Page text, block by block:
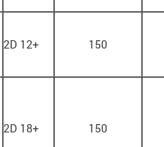
2D 12+ 150
2D 18+ 150